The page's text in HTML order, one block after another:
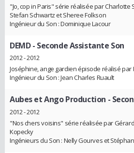
"Jo, cop in Paris" série réalisée par Charlotte
Stefan Schwartz et Sheree Folkson
Ingénieur du Son : Dominique Lacour
DEMD- Seconde Assistante Son
2012 - 2012
Joséphine, ange gardien épisode réalisé par
Ingénieur du Son : Jean Charles Ruault
Aubes et Ango Production -
2012 - 2012
"Nos chers voisins" série réalisée par
Kopecky
Ingénieurs du Son : Nelly Gourves et